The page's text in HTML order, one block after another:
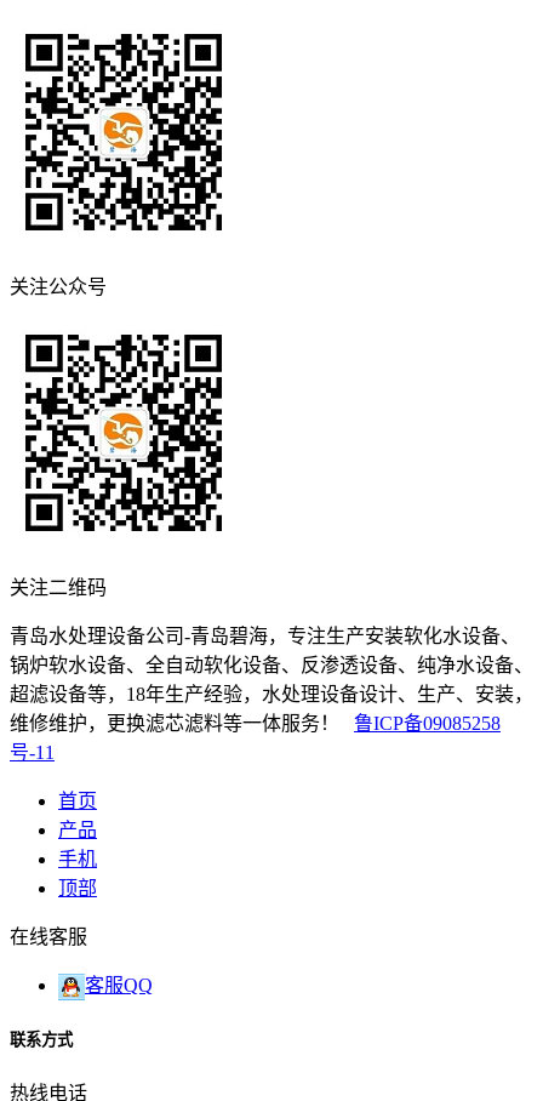
关注公众号
关注二维码
青岛水处理设备公司-青岛碧海，专注生产安装软化水设备、
锅炉软水设备、全自动软化设备、反渗透设备、纯净水设备、
超滤设备等，18年生产经验，水处理设备设计、生产、安装，
维修维护，更换滤芯滤料等一体服务！ 鲁ICP备09085258
号-11
首页
产品
手机
顶部
在线客服
客服QQ
联系方式
热线电话